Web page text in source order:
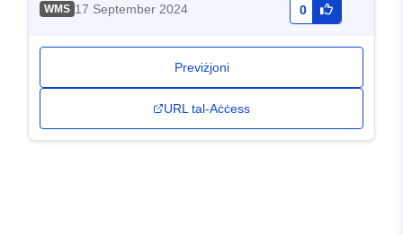
WMS 17 September 2024 0
Previżjoni
URL tal-Aċċess